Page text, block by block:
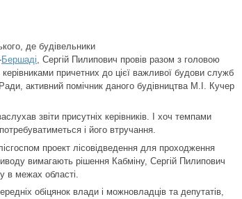
де будівельники
Бершаді , Сергій Пилипович провів разом з головою
причетних до цієї важливої будови служб
активний помічник даного будівництва М.І. Кучер
звіти присутніх керівників. І хоч темпами
і його втручання.
проект лісовідведення для проходження
вимагають рішення Кабміну, Сергій Пилипович
в межах області.
обіцянок влади і можновладців та депутатів,